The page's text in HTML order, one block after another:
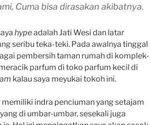
Cuma bisa dirasakan akibatnya.
hypeadalah Jati Wesi dan latar
seribu teka-teki. Pada awalnya tinggal
pembersih taman rumah di komplek-
parfum di toko parfum kecil di
kalau saya meyukai tokoh ini.
memiliki indra penciuman yang setajam
di umbar-umbar, sesekali juga